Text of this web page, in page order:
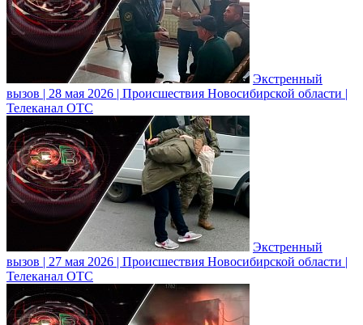
Экстренный
вызов | 28 мая 2026 | Происшествия Новосибирской области |
Телеканал ОТС
Экстренный
вызов | 27 мая 2026 | Происшествия Новосибирской области |
Телеканал ОТС